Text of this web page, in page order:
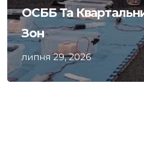
ОСББ Та
Зон
липня 29, 2026